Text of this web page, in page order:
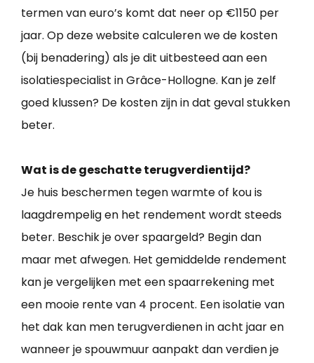
termen van euro’s komt dat neer op €1150 per
jaar. Op deze website calculeren we de kosten
(bij benadering) als je dit uitbesteed aan een
isolatiespecialist in Grâce-Hollogne. Kan je zelf
goed klussen? De kosten zijn in dat geval stukken
beter.
Wat is de geschatte terugverdientijd?
Je huis beschermen tegen warmte of kou is
laagdrempelig en het rendement wordt steeds
beter. Beschik je over spaargeld? Begin dan
maar met afwegen. Het gemiddelde rendement
kan je vergelijken met een spaarrekening met
een mooie rente van 4 procent. Een isolatie van
het dak kan men terugverdienen in acht jaar en
wanneer je spouwmuur aanpakt dan verdien je